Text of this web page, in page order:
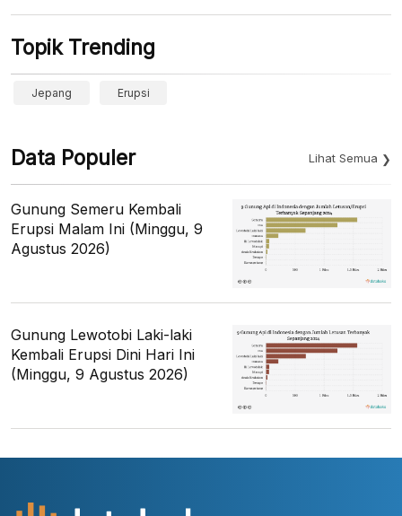
Topik Trending
Jepang Erupsi
Data Populer Lihat Semua
Gunung Semeru Kembali
Erupsi Malam Ini (Minggu, 9
Agustus 2026)
Gunung Lewotobi Laki-laki
Kembali Erupsi Dini Hari Ini
(Minggu, 9 Agustus 2026)